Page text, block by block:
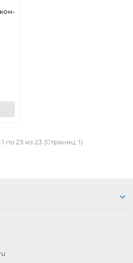
по 23 из 23 (Страниц: 1)